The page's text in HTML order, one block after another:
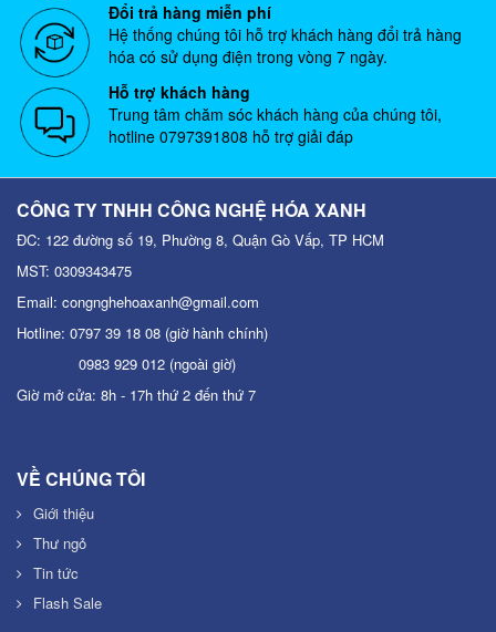
Đổi trả hàng miễn phí
Hệ thống chúng tôi hỗ trợ khách hàng đổi trả hàng
hóa có sử dụng điện trong vòng 7 ngày.
Hỗ trợ khách hàng
Trung tâm chăm sóc khách hàng của chúng tôi,
hotline 0797391808 hỗ trợ giải đáp
CÔNG TY TNHH CÔNG NGHỆ HÓA XANH
ĐC: 122 đường số 19, Phường 8, Quận Gò Vấp, TP HCM
MST: 0309343475
Email: congnghehoaxanh@gmail.com
Hotline: 0797 39 18 08 (giờ hành chính)
0983 929 012 (ngoài giờ)
Giờ mở cửa: 8h - 17h thứ 2 đến thứ 7
VỀ CHÚNG TÔI
Giới thiệu
Thư ngỏ
Tin tức
Flash Sale